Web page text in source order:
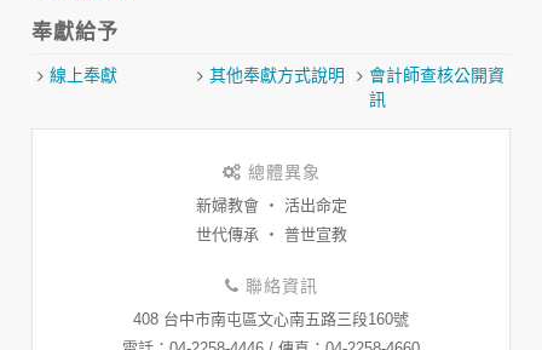
奉獻給予
線上奉獻 其他奉獻方式說明
會計師查核公開資
訊
總體異象
新婦教會 ‧ 活出命定
世代傳承 ‧ 普世宣教
聯絡資訊
408 台中市南屯區文心南五路三段160號